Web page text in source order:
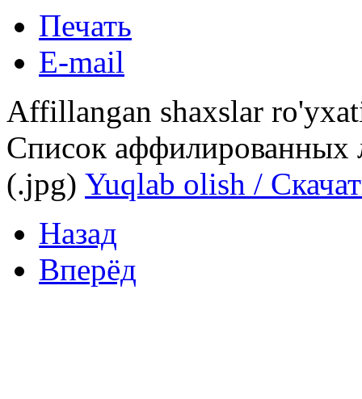
Печать
E-mail
Affillangan shaxslar
Cписок
(.jpg) Yuqlab olish /
Назад
Вперёд